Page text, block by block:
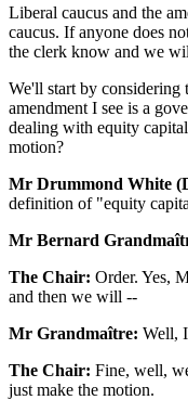
Liberal caucus and the
caucus. If anyone does
the clerk know and we
We'll start by considering
amendment I see is a
dealing with equity
motion?
Mr Drummond White
definition of "equity
Mr Bernard
The Chair: Order. Yes,
and then we will --
Mr Grandmaître: Well,
The Chair: Fine, well,
just make the motion.